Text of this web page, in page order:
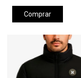
Comprar